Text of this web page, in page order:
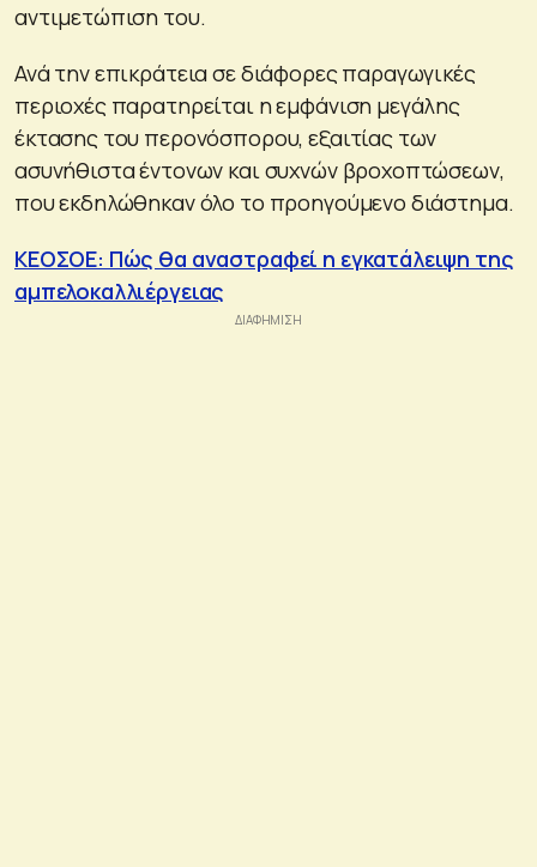
αντιμετώπιση του.
Ανά την επικράτεια σε διάφορες παραγωγικές
περιοχές παρατηρείται η εμφάνιση μεγάλης
έκτασης του περονόσπορου, εξαιτίας των
ασυνήθιστα έντονων και συχνών βροχοπτώσεων,
που εκδηλώθηκαν όλο το προηγούμενο διάστημα.
ΚΕΟΣΟΕ: Πώς θα αναστραφεί η εγκατάλειψη της
αμπελοκαλλιέργειας